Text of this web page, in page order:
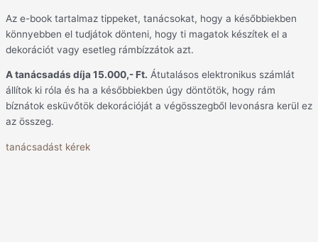
Az e-book tartalmaz tippeket, tanácsokat, hogy a későbbiekben
könnyebben el tudjátok dönteni, hogy ti magatok készítek el a
dekorációt vagy esetleg rámbízzátok azt.
A tanácsadás díja 15.000,- Ft. Átutalásos elektronikus számlát
állítok ki róla és ha a későbbiekben úgy döntötök, hogy rám
bíznátok esküvőtök dekorációját a végösszegből levonásra kerül ez
az összeg.
tanácsadást kérek